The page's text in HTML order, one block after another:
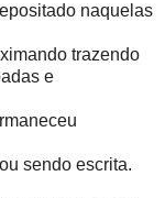
naquelas
trazendo
e
sendo escrita.